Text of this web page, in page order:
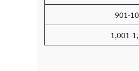
901-
1,001-